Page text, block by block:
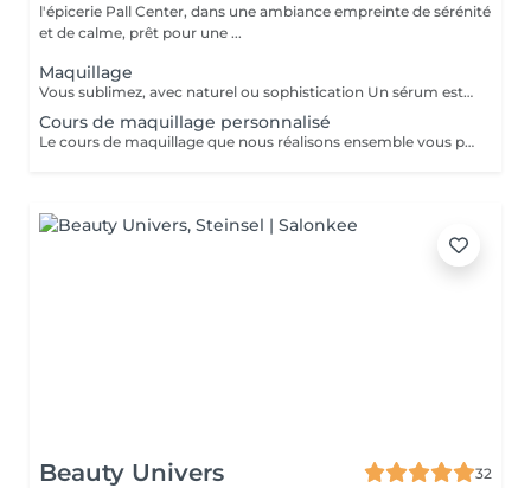
l'épicerie Pall Center, dans une ambiance empreinte de sérénité
et de calme, prêt pour une ...
Maquillage
Vous sublimez, avec naturel ou sophistication Un sérum est appliqué avant le maquillage afin de fixer celui ci Possibilité d'ajouter avant le maquillage de la radio fréquence qui va lisser et défatiguer vos traits pour un rendu encore plus lumineux
Cours de maquillage personnalisé
Le cours de maquillage que nous réalisons ensemble vous permet d'apprendre à réaliser un maquillage complet, naturel ou plus sophistiqué au gré de vos envies et de votre style. Nous essayerons de répondre à toutes vos questions et partagerons nos petits tips de pro ;-)
Beauty Univers
32